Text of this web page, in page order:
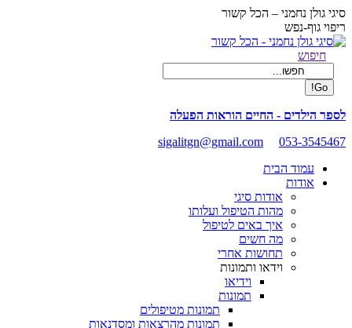
Skip
to
content
סיגי גולן נחמני – הכל קשור
ריפוי גוף-נפש
Facebook
opens
new
window
Search:
חיפוש
לספר הילדים - החיים הוראות הפעלה
sigalitgn@gmail.com
053-3545467
עמוד הבית
אודות
אודות סיגי
מהות הטיפול ועלותו
איך באים לטיפול
מה חשים
תחושות אחרי
וידאו ותמונות
וידיאו
תמונות
תמונות מטיפולים
תמונות מהרצאות ומסדנאות